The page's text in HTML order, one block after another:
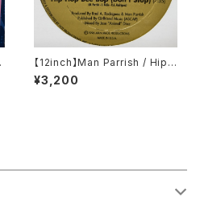
【12inch】Man Parrish / Hip
Hop Bee Bop (Don't Stop)
¥3,200